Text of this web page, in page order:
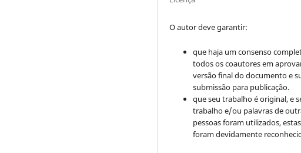
O autor deve garantir:
que haja um consenso
todos os coautores em
versão final do documento e
submissão para publicação.
que seu trabalho é original, e
trabalho e/ou palavras de
pessoas foram utilizados, estas
foram devidamente